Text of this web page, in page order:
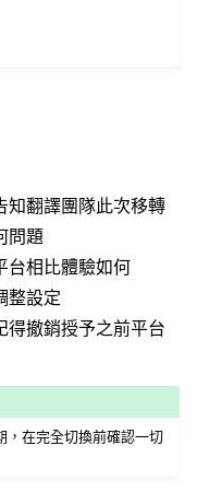
知翻譯團隊此次移轉
問題
台相比體驗如何
整設定
得撤銷授予之前平台
，在完全切換前確認一切